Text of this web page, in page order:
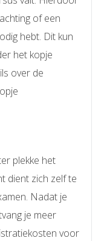
of een
hebt. Dit kun
het kopje
over de
plekke het
dient zich zelf te
Nadat je
je meer
voor